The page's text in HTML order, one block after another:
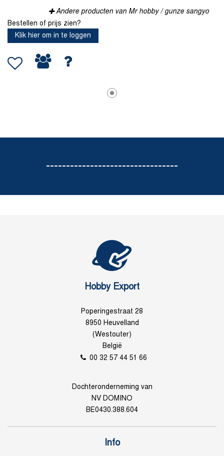
Andere producten van Mr hobby / gunze sangyo
Bestellen of prijs zien?
Klik hier om in te loggen
---------------------------------
Hobby Export
Poperingestraat 28
8950 Heuvelland
(Westouter)
België
00 32 57 44 51 66
Dochteronderneming van
NV DOMINO
BE0430.388.604
Info